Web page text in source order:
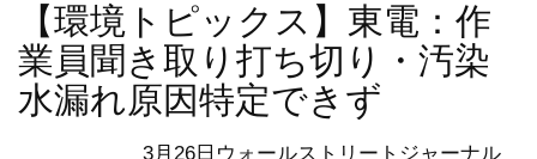
【環境トピックス】東電：作
業員聞き取り打ち切り・汚染
水漏れ原因特定できず
3月26日ウォールストリートジャーナル